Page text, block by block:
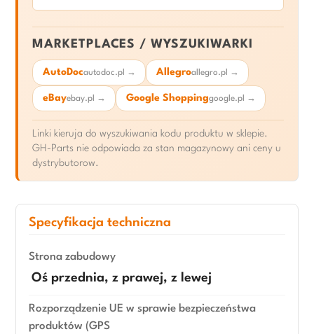
MARKETPLACES / WYSZUKIWARKI
AutoDocautodoc.pl → Allegroallegro.pl →
eBayebay.pl → Google Shoppinggoogle.pl →
Linki kieruja do wyszukiwania kodu produktu w sklepie.
GH-Parts nie odpowiada za stan magazynowy ani ceny u
dystrybutorow.
Specyfikacja techniczna
Strona zabudowy
Oś przednia, z prawej, z lewej
Rozporządzenie UE w sprawie bezpieczeństwa
produktów (GPS